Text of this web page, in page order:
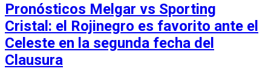
Pronósticos Melgar vs Sporting
Cristal: el Rojinegro es favorito ante el
Celeste en la segunda fecha del
Clausura